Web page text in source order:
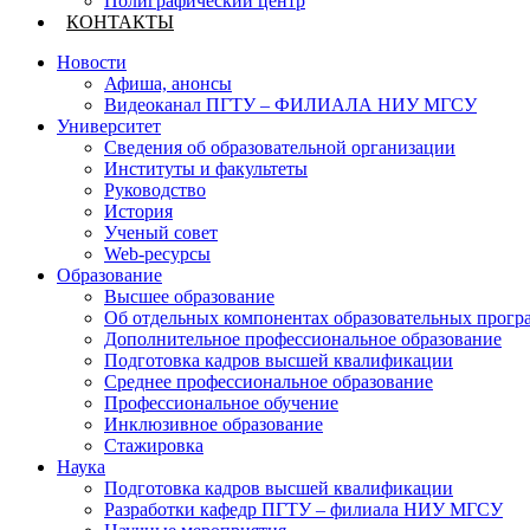
КОНТАКТЫ
Новости
Афиша, анонсы
Видеоканал ПГТУ – ФИЛИАЛА НИУ МГСУ
Университет
Сведения об образовательной организации
Институты и факультеты
Руководство
История
Ученый совет
Web-ресурсы
Образование
Высшее образование
Об отдельных компонентах образовательных
Дополнительное профессиональное образование
Подготовка кадров высшей квалификации
Среднее профессиональное образование
Профессиональное обучение
Инклюзивное образование
Стажировка
Наука
Подготовка кадров высшей квалификации
Разработки кафедр ПГТУ – филиала НИУ МГСУ